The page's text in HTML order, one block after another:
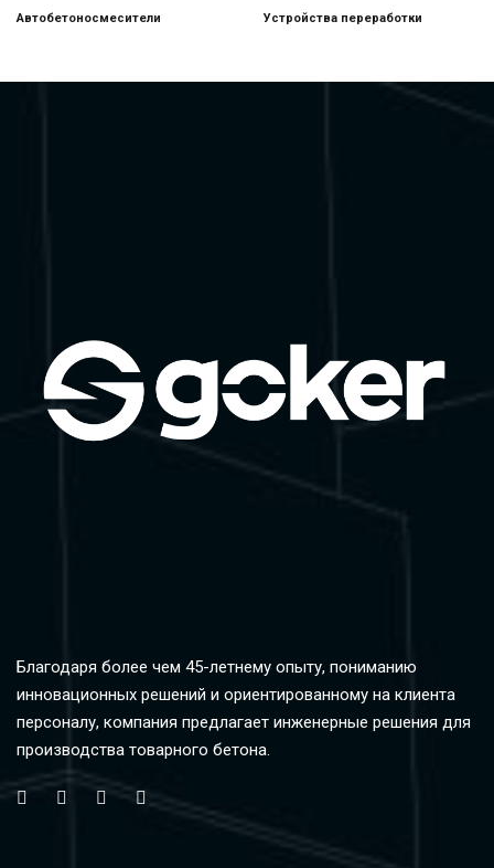
Автобетоносмесители Устройства переработки
Благодаря более чем 45-летнему опыту, пониманию
инновационных решений и ориентированному на клиента
персоналу, компания предлагает инженерные решения для
производства товарного бетона.